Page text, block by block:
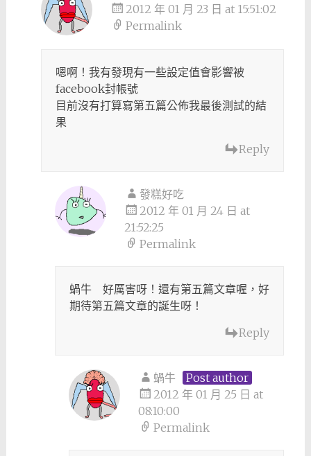
2012 年 01 月 23 日 at 15:51:02
Permalink
嗯啊！我有發現有一些設定值會影響被
facebook封帳號
目前沒有打算寫第五篇公佈我最後測試的結
果
Reply
發糕好吃
2012 年 01 月 24 日 at
21:52:25
Permalink
蝸牛 好厲害呀！還有第五篇文章喔，好
期待第五篇文章的誕生呀！
Reply
蝸牛
Post author
2012 年 01 月 25 日 at
08:10:00
Permalink